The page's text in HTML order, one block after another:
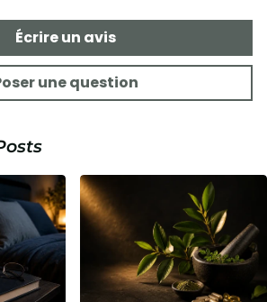
Écrire un avis
une question